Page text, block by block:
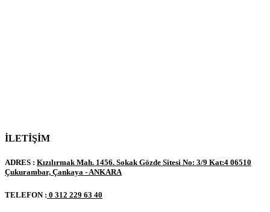
İLETİŞİM
ADRES : Kızılırmak Mah. 1456. Sokak Gözde Sitesi No: 3/9 Kat:4 06510
Çukurambar, Çankaya - ANKARA
TELEFON : 0 312 229 63 40